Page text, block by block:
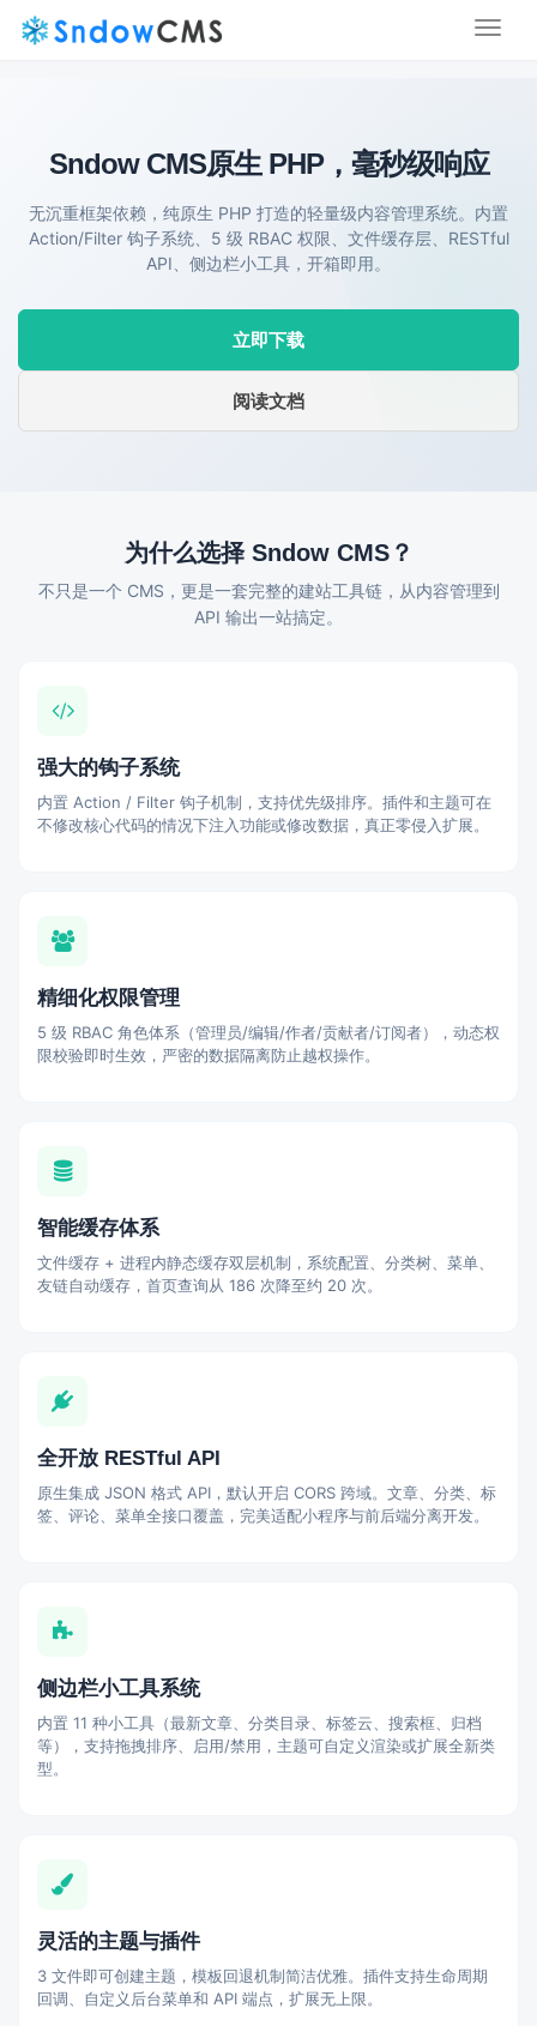
Sndow CMS原生 PHP，毫秒级响应
无沉重框架依赖，纯原生 PHP 打造的轻量级内容管理系统。内置
Action/Filter 钩子系统、5 级 RBAC 权限、文件缓存层、RESTful
API、侧边栏小工具，开箱即用。
立即下载
阅读文档
为什么选择 Sndow CMS？
不只是一个 CMS，更是一套完整的建站工具链，从内容管理到
API 输出一站搞定。
强大的钩子系统
内置 Action / Filter 钩子机制，支持优先级排序。插件和主题可在
不修改核心代码的情况下注入功能或修改数据，真正零侵入扩展。
精细化权限管理
5 级 RBAC 角色体系（管理员/编辑/作者/贡献者/订阅者），动态权
限校验即时生效，严密的数据隔离防止越权操作。
智能缓存体系
文件缓存 + 进程内静态缓存双层机制，系统配置、分类树、菜单、
友链自动缓存，首页查询从 186 次降至约 20 次。
全开放 RESTful API
原生集成 JSON 格式 API，默认开启 CORS 跨域。文章、分类、标
签、评论、菜单全接口覆盖，完美适配小程序与前后端分离开发。
侧边栏小工具系统
内置 11 种小工具（最新文章、分类目录、标签云、搜索框、归档
等），支持拖拽排序、启用/禁用，主题可自定义渲染或扩展全新类
型。
灵活的主题与插件
3 文件即可创建主题，模板回退机制简洁优雅。插件支持生命周期
回调、自定义后台菜单和 API 端点，扩展无上限。